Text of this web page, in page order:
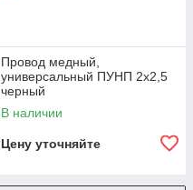
Провод медный,
универсальный ПУНП 2х2,5
черный
В наличии
Цену уточняйте